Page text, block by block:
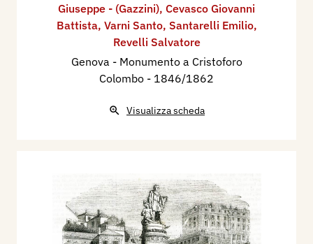
Giuseppe - (Gazzini), Cevasco Giovanni
Battista, Varni Santo, Santarelli Emilio,
Revelli Salvatore
Genova - Monumento a Cristoforo
Colombo - 1846/1862
Visualizza scheda